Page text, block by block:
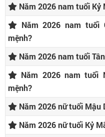
Năm 2026 nam tuổi Kỷ
Năm 2026 nam tuổi
mệnh?
Năm 2026 nam tuổi
Năm 2026 nam tuổi
mệnh?
Năm 2026 nữ tuổi Mậu
Năm 2026 nữ tuổi Kỷ